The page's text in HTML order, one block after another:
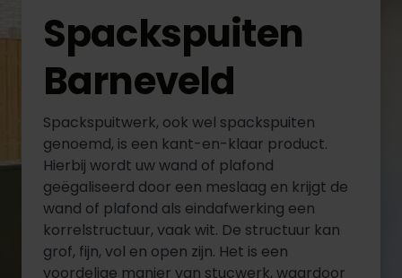
Spackspuiten
Barneveld
Spackspuitwerk, ook wel spackspuiten
genoemd, is een kant-en-klaar product.
Hierbij wordt uw wand of plafond
geëgaliseerd door een meslaag en krijgt de
wand of plafond als eindafwerking een
korrelstructuur, vaak wit. De structuur kan
grof, fijn, vol en open zijn. Het is een
voordelige manier van stucwerk, waardoor